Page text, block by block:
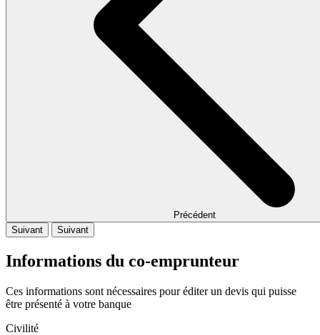
Précédent
Suivant
Suivant
Informations du co-emprunteur
Ces informations sont nécessaires pour éditer un devis qui puisse
être présenté à votre banque
Civilité